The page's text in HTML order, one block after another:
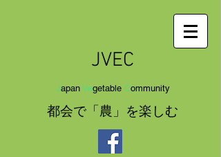
JVEC
Japan Vegetable Community
都会で「農」を楽しむ